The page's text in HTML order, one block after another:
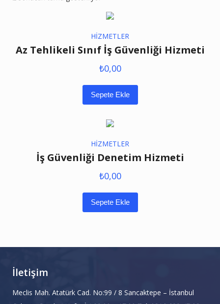
HİZMETLER
Az Tehlikeli Sınıf İş Güvenliği Hizmeti
₺0,00
Sepete Ekle
HİZMETLER
İş Güvenliği Denetim Hizmeti
₺0,00
Sepete Ekle
İletişim
Meclis Mah. Atatürk Cad. No:99 / 8 Sancaktepe – İstanbul